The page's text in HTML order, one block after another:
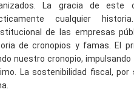
La gracia de este
cualquier
de las empresas
de cronopios y famas. El
nuestro cronopio,
La sostenibilidad fiscal,